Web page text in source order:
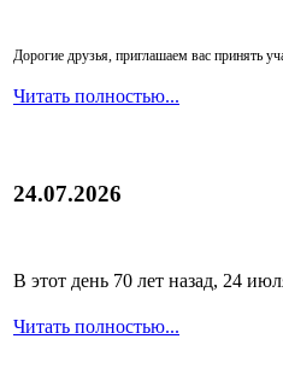
Дорогие друзья, приглашаем вас принять
Читать полностью...
24.07.2026
В этот день 70 лет назад, 24
Читать полностью...